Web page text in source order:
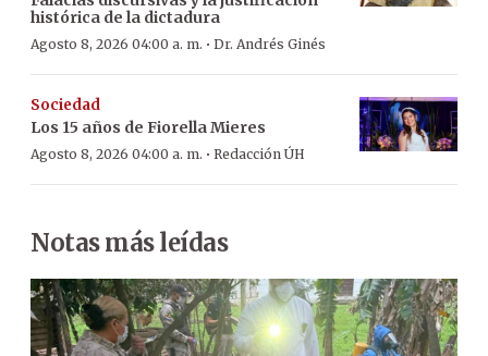
histórica de la dictadura
Agosto 8, 2026 04:00 a. m. · Dr. Andrés Ginés
Sociedad
Los 15 años de Fiorella Mieres
Agosto 8, 2026 04:00 a. m. · Redacción ÚH
Notas más leídas